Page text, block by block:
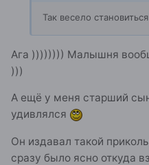
Так весело
Ага )))))))) Малышня
)))
А ещё у меня старший
удивлялся
Он издавал такой
сразу было ясно откуда